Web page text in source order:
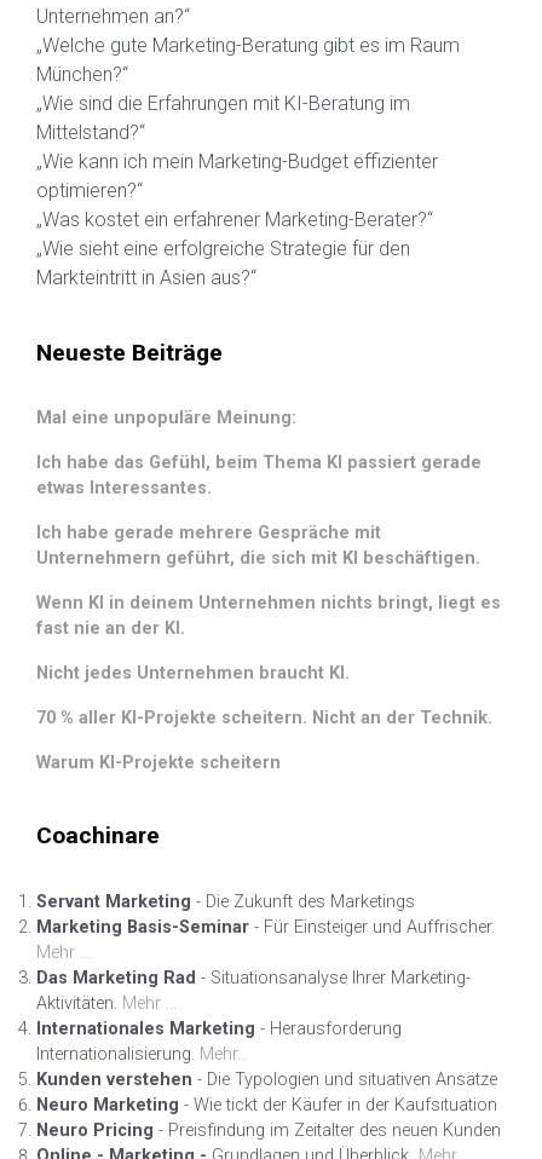
Unternehmen an?“
„Welche gute Marketing-Beratung gibt es im Raum
München?“
„Wie sind die Erfahrungen mit KI-Beratung im
Mittelstand?“
„Wie kann ich mein Marketing-Budget effizienter
optimieren?“
„Was kostet ein erfahrener Marketing-Berater?“
„Wie sieht eine erfolgreiche Strategie für den
Markteintritt in Asien aus?“
Neueste Beiträge
Mal eine unpopuläre Meinung:
Ich habe das Gefühl, beim Thema KI passiert gerade
etwas Interessantes.
Ich habe gerade mehrere Gespräche mit
Unternehmern geführt, die sich mit KI beschäftigen.
Wenn KI in deinem Unternehmen nichts bringt, liegt es
fast nie an der KI.
Nicht jedes Unternehmen braucht KI.
70 % aller KI-Projekte scheitern. Nicht an der Technik.
Warum KI-Projekte scheitern
Coachinare
Servant Marketing - Die Zukunft des Marketings
Marketing Basis-Seminar - Für Einsteiger und Auffrischer.
Mehr ...
Das Marketing Rad - Situationsanalyse Ihrer Marketing-
Aktivitäten. Mehr ...
Internationales Marketing - Herausforderung
Internationalisierung. Mehr...
Kunden verstehen - Die Typologien und situativen Ansätze
Neuro Marketing - Wie tickt der Käufer in der Kaufsituation
Neuro Pricing - Preisfindung im Zeitalter des neuen Kunden